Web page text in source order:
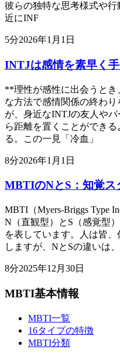
彼らの独特な思考様式や
近にINF
5分2026年1月1日
INTJは感情を素早く
**理性が感性に出会うと
な方法で感情関係の終わ
が、身近なINTJの友人や
ら距離を置くことができ
る。この一見「冷血」
8分2026年1月1日
MBTIのNとS：知覚ス
MBTI（Myers-Briggs Type
N（直観型）とS（感覚型
を表しています。人は皆
しますが、NとSの違いは
8分2025年12月30日
MBTI基本情報
MBTI一覧
16タイプの特徴
MBTI分類